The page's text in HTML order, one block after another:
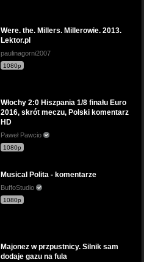
Were. the. Millers. Millerowie. 2013.
Lektor.pl
paulinagorni2007
1080p
Włochy 2:0 Hiszpania 1/8 finału Euro
2016, skrót meczu, Polski komentarz
HD
Paweł Pawcio
1080p
Musical Polita - komentarze
BuffoStudio
1080p
Majonez w przpustnicy. Silnik sam
dodaje gazu na fula